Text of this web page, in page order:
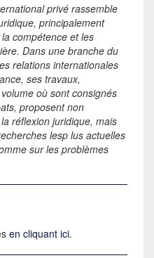
privé rassemble
principalement
compétence et les
Dans une branche du
relations internationales
ses travaux,
où sont consignés
proposent non
réflexion juridique, mais
lesp lus actuelles
sur les problèmes
en cliquant ici.